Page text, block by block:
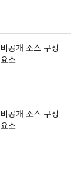
비공개 소스 구성
요소
비공개 소스 구성
요소